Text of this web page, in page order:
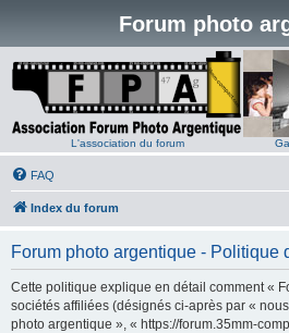
Forum photo
L'association du forum
FAQ
Index du forum
Forum photo argentique - Politique
Cette politique explique en détail comment «
sociétés affiliées (désignés ci-après par «
photo argentique », « https://forum.35mm-